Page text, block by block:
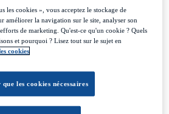
les cookies », vous acceptez le stockage de
améliorer la navigation sur le site, analyser son
de marketing. Qu'est-ce qu'un cookie ? Quels
et pourquoi ? Lisez tout sur le sujet en
cookies
les cookies nécessaires